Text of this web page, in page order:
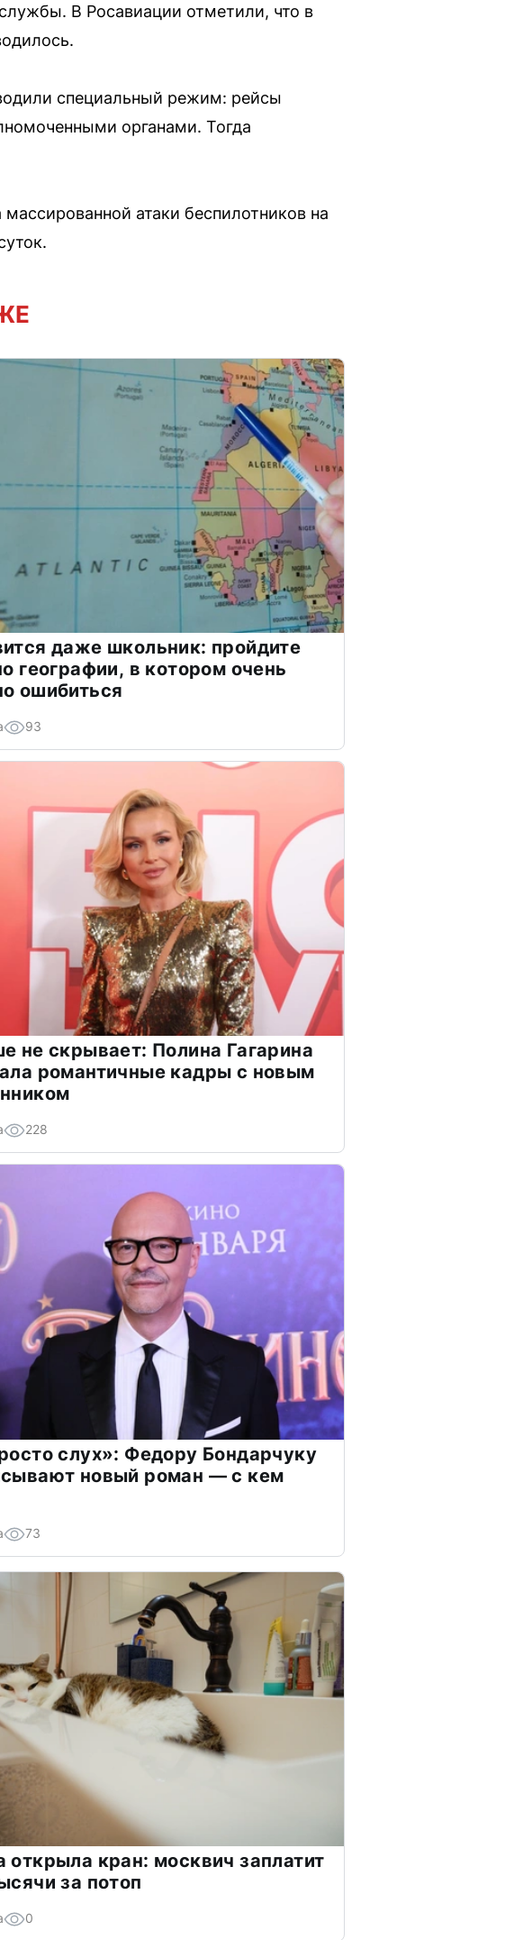
В Росавиации отметили, что в
специальный режим: рейсы
органами. Тогда
атаки беспилотников на
даже школьник: пройдите
географии, в котором очень
ошибиться
93
не скрывает: Полина Гагарина
романтичные кадры с новым
228
слух»: Федору Бондарчуку
новый роман — с кем
73
открыла кран: москвич заплатит
за потоп
0